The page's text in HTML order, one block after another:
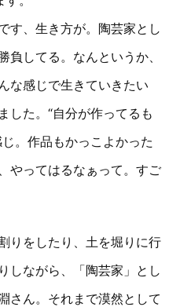
す、生き方が。陶芸家とし
負してる。なんというか、
な感じで生きていきたい
した。“自分が作ってるも
。作品もかっこよかった
やってはるなぁって。すご
りをしたり、土を堀りに行
しながら、「陶芸家」とし
さん。それまで漠然として